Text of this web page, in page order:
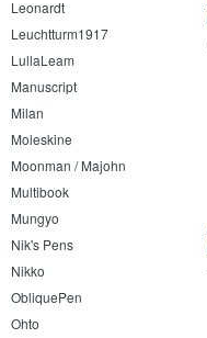
Leonardt
Leuchtturm1917
LullaLeam
Manuscript
Milan
Moleskine
Moonman / Majohn
Multibook
Mungyo
Nik's Pens
Nikko
ObliquePen
Ohto